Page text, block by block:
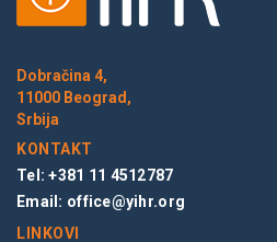
Dobračina 4,
11000 Beograd,
Srbija
KONTAKT
Tel: +381 11 4512787
Email: office@yihr.org
LINKOVI